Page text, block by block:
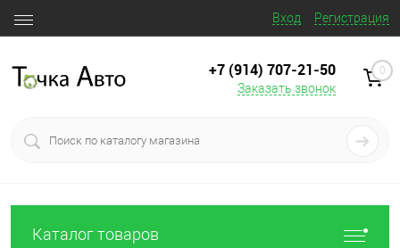
Вход Регистрация
+7 (914) 707‒21‒50
Заказать звонок
0
Каталог товаров